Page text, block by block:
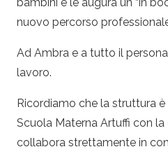
nuovo percorso
Ad Ambra e a tutto il
lavoro.
Ricordiamo che la struttura
Scuola Materna Artuffi con
collabora strettamente in